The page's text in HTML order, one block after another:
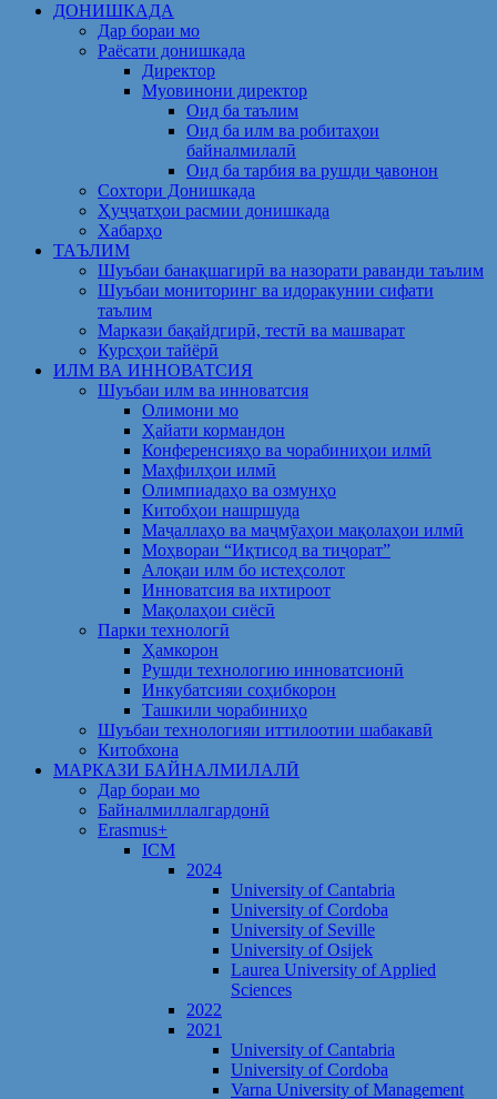
ДОНИШКАДА
Дар бораи мо
Раёсати донишкада
Директор
Муовинони директор
Оид ба таълим
Оид ба илм ва робитаҳои
байналмилалӣ
Оид ба тарбия ва рушди ҷавонон
Сохтори Донишкада
Ҳуҷҷатҳои расмии донишкада
Хабарҳо
ТАЪЛИМ
Шуъбаи банақшагирӣ ва назорати раванди таълим
Шуъбаи мониторинг ва идоракунии сифати
таълим
Маркази бақайдгирӣ, тестӣ ва машварат
Курсҳои тайёрӣ
ИЛМ ВА ИННОВАТСИЯ
Шуъбаи илм ва инноватсия
Олимони мо
Ҳайати кормандон
Конференсияҳо ва чорабиниҳои илмӣ
Маҳфилҳои илмӣ
Олимпиадаҳо ва озмунҳо
Китобҳои нашршуда
Маҷаллаҳо ва маҷмӯаҳои мақолаҳои илмӣ
Моҳвораи “Иқтисод ва тиҷорат”
Алоқаи илм бо истеҳсолот
Инноватсия ва ихтироот
Мақолаҳои сиёсӣ
Парки технологӣ
Ҳамкорон
Рушди технологию инноватсионӣ
Инкубатсияи соҳибкорон
Ташкили чорабиниҳо
Шуъбаи технологияи иттилоотии шабакавӣ
Китобхона
МАРКАЗИ БАЙНАЛМИЛАЛӢ
Дар бораи мо
Байналмиллалгардонӣ
Erasmus+
ICM
2024
University of Cantabria
University of Cordoba
University of Seville
University of Osijek
Laurea University of Applied
Sciences
2022
2021
University of Cantabria
University of Cordoba
Varna University of Management